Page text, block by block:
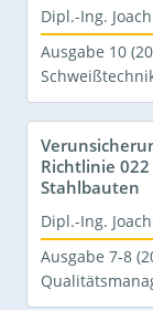
Dipl.-Ing.
Ausgabe 10
Richtlinie
Stahlbauten
Dipl.-Ing.
Ausgabe 7-8